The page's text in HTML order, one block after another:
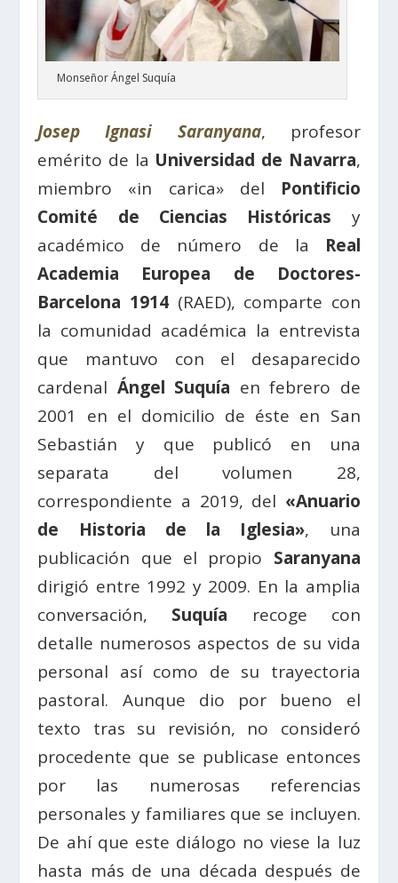
Monseñor Ángel Suquía
Josep Ignasi Saranyana, profesor
emérito de la Universidad de Navarra,
miembro «in carica» ​​del Pontificio
Comité de Ciencias Históricas y
académico de número de la Real
Academia Europea de Doctores-
Barcelona 1914 (RAED), comparte con
la comunidad académica la entrevista
que mantuvo con el desaparecido
cardenal Ángel Suquía en febrero de
2001 en el domicilio de éste en San
Sebastián y que publicó en una
separata del volumen 28,
correspondiente a 2019, del «Anuario
de Historia de la Iglesia», una
publicación que el propio Saranyana
dirigió entre 1992 y 2009. En la amplia
conversación, Suquía recoge con
detalle numerosos aspectos de su vida
personal así como de su trayectoria
pastoral. Aunque dio por bueno el
texto tras su revisión, no consideró
procedente que se publicase entonces
por las numerosas referencias
personales y familiares que se incluyen.
De ahí que este diálogo no viese la luz
hasta más de una década después de